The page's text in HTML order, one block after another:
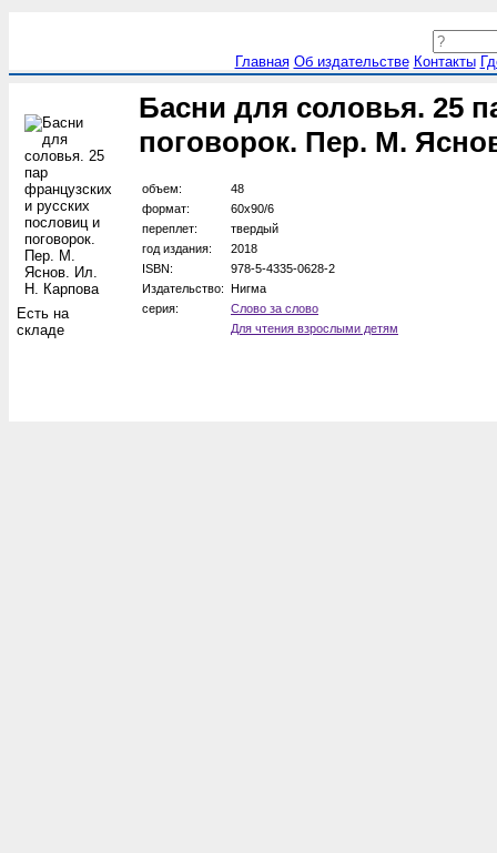
Главная Об издательстве Контакты
Есть на
складе
Басни для соловья. 25
поговорок. Пер. М.
объем:
48
формат:
60х90/6
переплет:
твердый
год издания:
2018
ISBN:
978-5-4335-0628-2
Издательство:
Нигма
серия:
Слово за слово
Для чтения взрослыми детям